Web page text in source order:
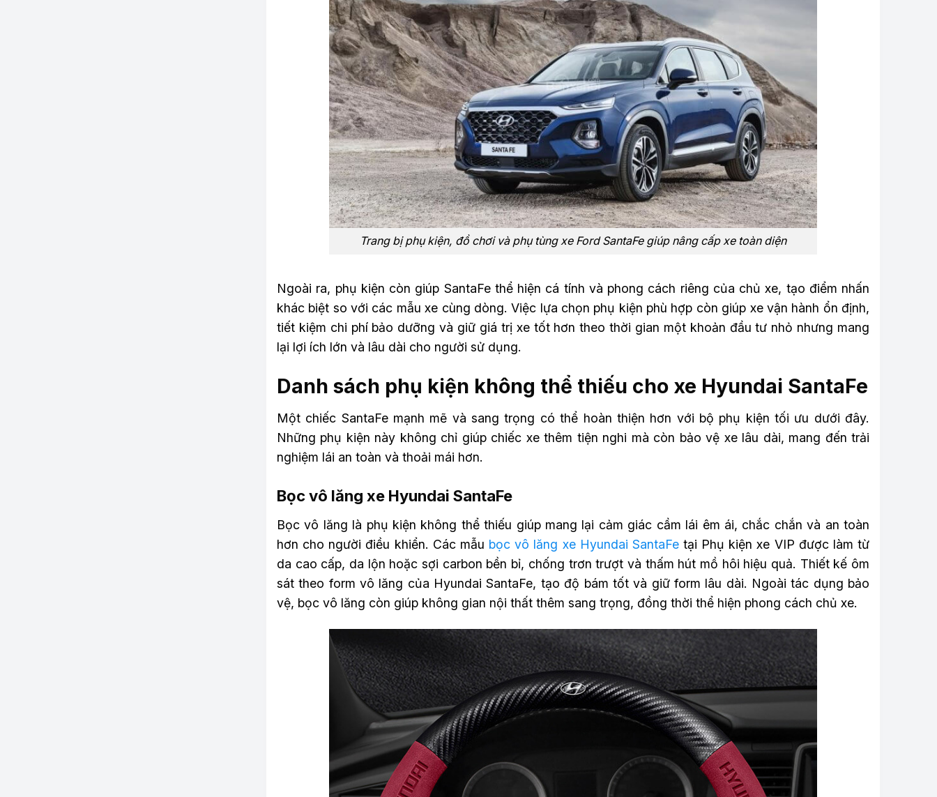
Trang bị phụ kiện, đồ chơi và phụ tùng xe Ford SantaFe giúp nâng cấp xe toàn diện
Ngoài ra, phụ kiện còn giúp SantaFe thể hiện cá tính và phong cách riêng của chủ xe, tạo điểm nhấn
khác biệt so với các mẫu xe cùng dòng. Việc lựa chọn phụ kiện phù hợp còn giúp xe vận hành ổn định,
tiết kiệm chi phí bảo dưỡng và giữ giá trị xe tốt hơn theo thời gian một khoản đầu tư nhỏ nhưng mang
lại lợi ích lớn và lâu dài cho người sử dụng.
Danh sách phụ kiện không thể thiếu cho xe Hyundai SantaFe
Một chiếc SantaFe mạnh mẽ và sang trọng có thể hoàn thiện hơn với bộ phụ kiện tối ưu dưới đây.
Những phụ kiện này không chỉ giúp chiếc xe thêm tiện nghi mà còn bảo vệ xe lâu dài, mang đến trải
nghiệm lái an toàn và thoải mái hơn.
Bọc vô lăng xe Hyundai SantaFe
Bọc vô lăng là phụ kiện không thể thiếu giúp mang lại cảm giác cầm lái êm ái, chắc chắn và an toàn
hơn cho người điều khiển. Các mẫu bọc vô lăng xe Hyundai SantaFetại Phụ kiện xe VIP được làm từ
da cao cấp, da lộn hoặc sợi carbon bền bỉ, chống trơn trượt và thấm hút mồ hôi hiệu quả. Thiết kế ôm
sát theo form vô lăng của Hyundai SantaFe, tạo độ bám tốt và giữ form lâu dài. Ngoài tác dụng bảo
vệ, bọc vô lăng còn giúp không gian nội thất thêm sang trọng, đồng thời thể hiện phong cách chủ xe.